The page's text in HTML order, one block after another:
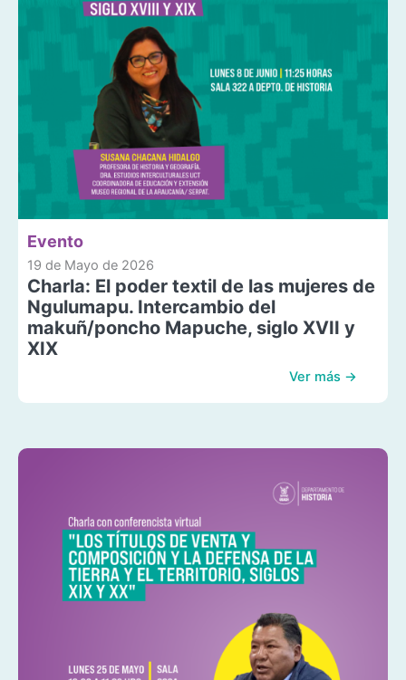
Evento
19 de Mayo de 2026
Charla: El poder textil de las mujeres de
Ngulumapu. Intercambio del
makuñ/poncho Mapuche, siglo XVII y
XIX
Ver más →